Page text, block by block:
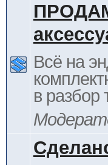
Всё на
в разбор